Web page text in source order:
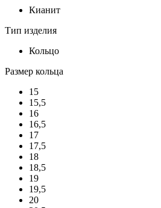
Кианит
Тип изделия
Кольцо
Размер кольца
15
15,5
16
16,5
17
17,5
18
18,5
19
19,5
20